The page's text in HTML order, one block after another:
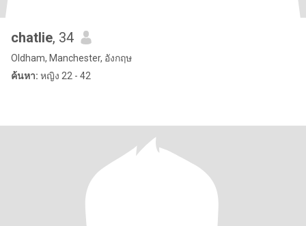
chatlie, 34
Oldham, Manchester, อังกฤษ
ค้นหา: หญิง 22 - 42